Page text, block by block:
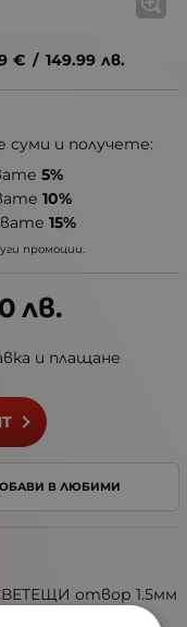
€ / 149.99 лв.
суми и получете:
5%
10%
15%
промоции.
лв.
и плащане
В ЛЮБИМИ
отвор 1.5мм